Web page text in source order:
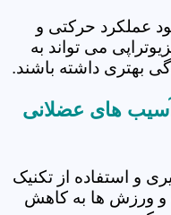
عملکرد حرکتی و
می تواند به
بهتری داشته باشند.
آسیب های عضلانی
و استفاده از تکنیک
و ورزش ها به کاهش